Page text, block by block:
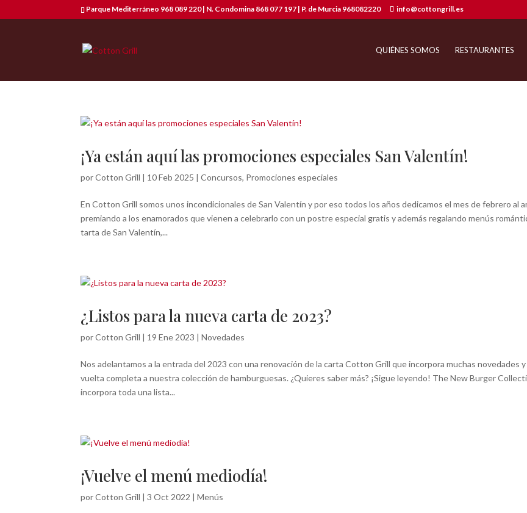
Parque Mediterráneo 968 089 220 | N. Condomina 868 077 197 | P. de Murcia 968082220 info@cottongrill.es
QUIÉNES SOMOS RESTAURANTES
¡Ya están aquí las promociones especiales San Valentín!
porCotton Grill | 10 Feb 2025 | Concursos, Promociones especiales
En Cotton Grill somos unos incondicionales de San Valentín y por eso todos los años dedicamos el mes de febrero al
premiando a los enamorados que vienen a celebrarlo con un postre especial gratis y además regalando menús
tarta de San Valentín,...
¿Listos para la nueva carta de 2023?
porCotton Grill | 19 Ene 2023 | Novedades
Nos adelantamos a la entrada del 2023 con una renovación de la carta Cotton Grill que incorpora muchas novedades y
vuelta completa a nuestra colección de hamburguesas. ¿Quieres saber más? ¡Sigue leyendo! The New Burger
incorpora toda una lista...
¡Vuelve el menú mediodía!
porCotton Grill | 3 Oct 2022 | Menús